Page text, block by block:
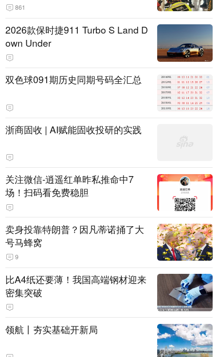
861
2026款保时捷911 Turbo S Land D
own Under
双色球091期历史同期号码全汇总
浙商固收 | AI赋能固收投研的实践
关注微信-逍遥红单昨私推命中7
场！扫码看免费稳胆
卖身投靠特朗普？因凡蒂诺捅了大
号马蜂窝
9
比A4纸还要薄！我国高端钢材迎来
密集突破
领航丨夯实基础开新局